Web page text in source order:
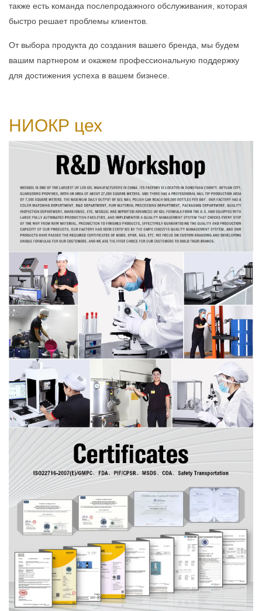
также есть команда послепродажного обслуживания, которая
быстро решает проблемы клиентов.
От выбора продукта до создания вашего бренда, мы будем
вашим партнером и окажем профессиональную поддержку
для достижения успеха в вашем бизнесе.
НИОКР цех